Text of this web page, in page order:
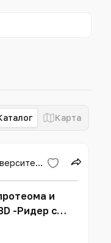
Карта
«Қарағанды медицина университеті» КЕАҚ
и
-Ридер с